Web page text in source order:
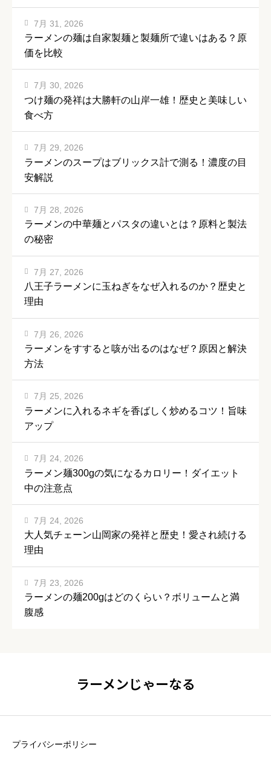
ラーメンの麺は自家製麺と製麺所で違いはある？原
価を比較
7月 31, 2026
つけ麺の発祥は大勝軒の山岸一雄！歴史と美味しい
食べ方
7月 30, 2026
ラーメンのスープはブリックス計で測る！濃度の目
安解説
7月 29, 2026
ラーメンの中華麺とパスタの違いとは？原料と製法
の秘密
7月 28, 2026
八王子ラーメンに玉ねぎをなぜ入れるのか？歴史と
理由
7月 27, 2026
ラーメンをすすると咳が出るのはなぜ？原因と解決
方法
7月 26, 2026
ラーメンに入れるネギを香ばしく炒めるコツ！旨味
アップ
7月 25, 2026
ラーメン麺300gの気になるカロリー！ダイエット
中の注意点
7月 24, 2026
大人気チェーン山岡家の発祥と歴史！愛され続ける
理由
7月 24, 2026
ラーメンの麺200gはどのくらい？ボリュームと満
腹感
7月 23, 2026
ラーメンじゃーなる
プライバシーポリシー